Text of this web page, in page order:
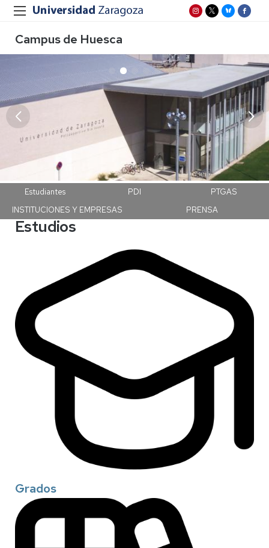
Campus de Huesca
Campus Huesca
Estudiantes PDI
PTGAS
INSTITUCIONES Y EMPRESAS
PRENSA
Estudios
Grados